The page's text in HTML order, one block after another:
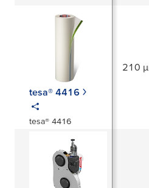
tesa® 4416
tesa® 4416
210